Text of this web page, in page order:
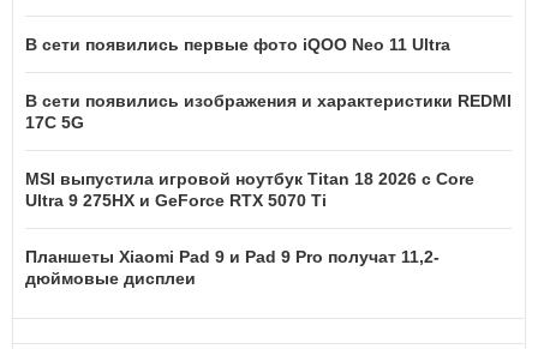
В сети появились первые фото iQOO Neo 11 Ultra
В сети появились изображения и характеристики REDMI
17C 5G
MSI выпустила игровой ноутбук Titan 18 2026 с Core
Ultra 9 275HX и GeForce RTX 5070 Ti
Планшеты Xiaomi Pad 9 и Pad 9 Pro получат 11,2-
дюймовые дисплеи